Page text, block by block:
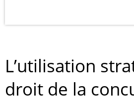
L’utilisation
droit de la